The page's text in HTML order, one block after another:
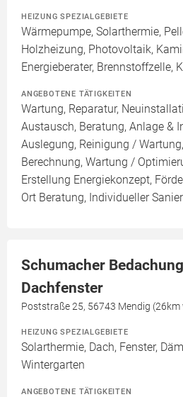
HEIZUNG SPEZIALGEBIETE
Wärmepumpe, Solarthermie,
Holzheizung, Photovoltaik,
Energieberater, Brennstoffzelle,
ANGEBOTENE TÄTIGKEITEN
Wartung, Reparatur,
Austausch, Beratung, Anlage &
Auslegung, Reinigung /
Berechnung, Wartung /
Erstellung Energiekonzept,
Ort Beratung, Individueller
Schumacher
Dachfenster
Poststraße 25, 56743 Mendig
HEIZUNG SPEZIALGEBIETE
Solarthermie, Dach, Fenster,
Wintergarten
ANGEBOTENE TÄTIGKEITEN